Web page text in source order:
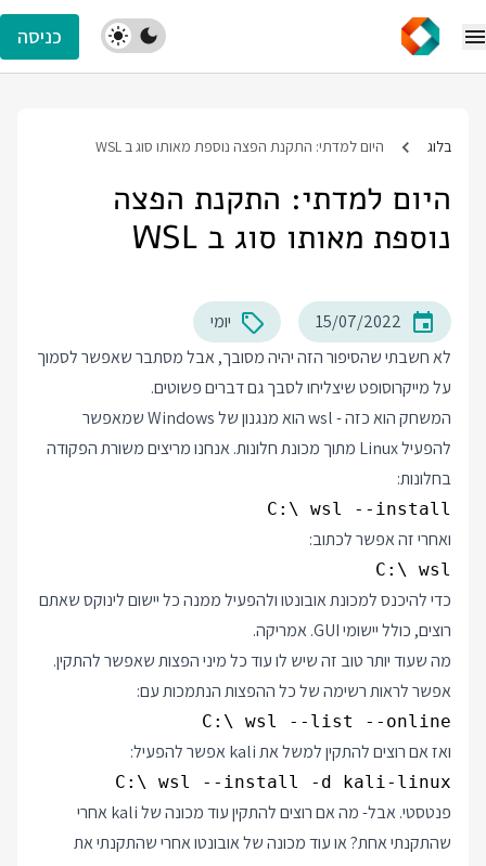
כניסה
בלוג היום למדתי: התקנת הפצה נוספת מאותו סוג ב WSL
היום למדתי: התקנת הפצה
נוספת מאותו סוג ב WSL
15/07/2022
יומי
לא חשבתי שהסיפור הזה יהיה מסובך, אבל מסתבר שאפשר לסמוך
על מייקרוסופט שיצליחו לסבך גם דברים פשוטים.
המשחק הוא כזה - wsl הוא מנגנון של Windows שמאפשר
להפעיל Linux מתוך מכונת חלונות. אנחנו מריצים משורת הפקודה
בחלונות:
C:\ wsl --install
ואחרי זה אפשר לכתוב:
C:\ wsl
כדי להיכנס למכונת אובונטו ולהפעיל ממנה כל יישום לינוקס שאתם
רוצים, כולל יישומי GUI. אמריקה.
מה שעוד יותר טוב זה שיש לו עוד כל מיני הפצות שאפשר להתקין.
אפשר לראות רשימה של כל ההפצות הנתמכות עם:
C:\ wsl --list --online
ואז אם רוצים להתקין למשל את kali אפשר להפעיל:
C:\ wsl --install -d kali-linux
פנטסטי. אבל- מה אם רוצים להתקין עוד מכונה של kali אחרי
שהתקנתי אחת? או עוד מכונה של אובונטו אחרי שהתקנתי את